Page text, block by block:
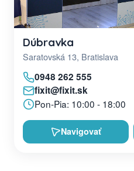
Dúbravka
Saratovská 13, Bratislava
0948 262 555
fixit@fixit.sk
Pon-Pia: 10:00 - 18:00
Navigovať